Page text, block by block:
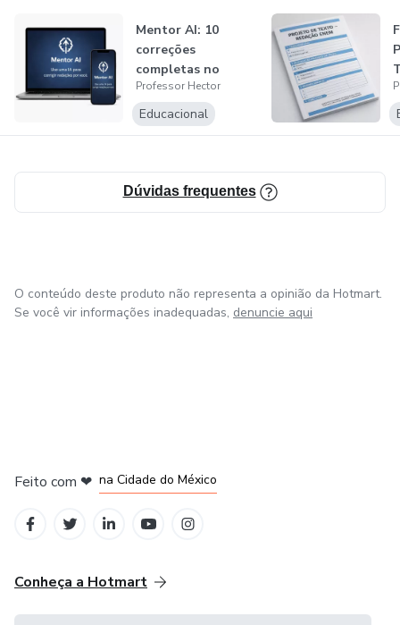
Mentor AI: 10
correções
completas no
padrão ENEM
Professor Hector
Educacional
Dúvidas frequentes
O conteúdo deste produto não representa a opinião da Hotmart.
Se você vir informações inadequadas, denuncie aqui
Feito com ❤ na Cidade do México
Conheça a Hotmart